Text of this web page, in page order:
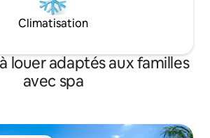
Climatisation
louer adaptés aux familles
avec spa